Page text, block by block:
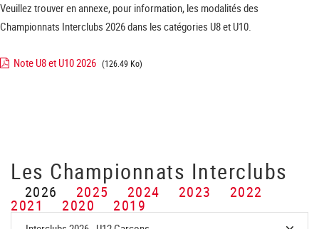
Veuillez trouver en annexe, pour information, les modalités des
Championnats Interclubs 2026 dans les catégories U8 et U10.
Note U8 et U10 2026 (126.49 Ko)
Les Championnats Interclubs
2026 2025 2024 2023 2022
2021 2020 2019